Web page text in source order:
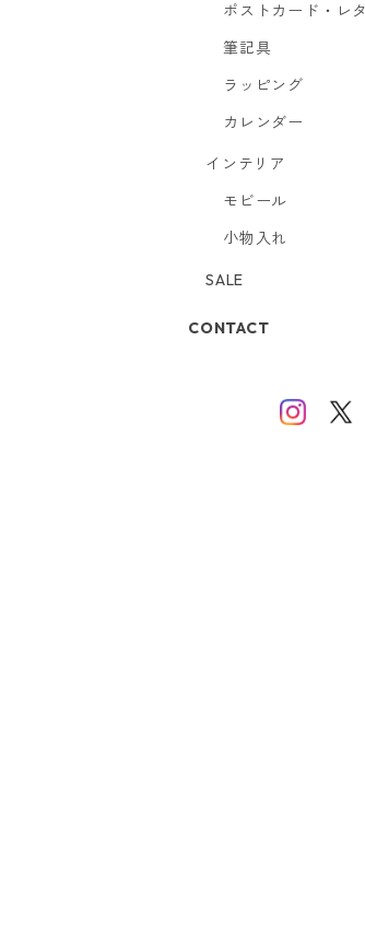
ポストカード・レ
筆記具
ラッピング
カレンダー
インテリア
モビール
小物入れ
SALE
CONTACT